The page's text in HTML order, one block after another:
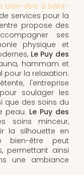
bien-être à Saint-
services pour la
propose des
ses
physique et
Le Puy des
hammam et
pour la relaxation.
l'entreprise
soulager les
que des soins du
peau. Le Puy des
soins minceur,
la silhouette en
bien-être peut
permettant ainsi
une ambiance